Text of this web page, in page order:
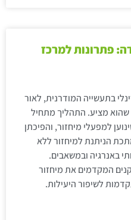
פתרונות למרכז
בתעשייה המודרנית, לאור
שהוא מציע. התהליך מתחיל
למפעלי מיחזור, והפיכתן
הניתנת למיחזור ללא
באנרגיה ובמשאבים.
המקדמים את מיחזור
לשיפור היעילות.